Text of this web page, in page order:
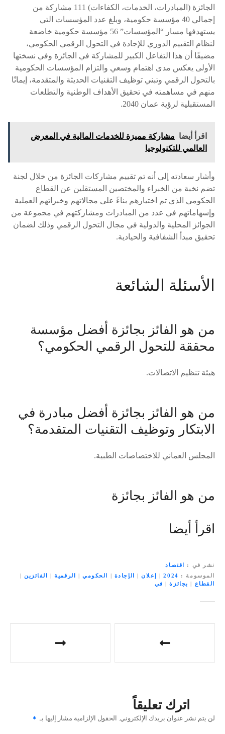
الجائزة (المبادرات، الخدمات، الكفاءات) 111 مشاركة من
إجمالي 40 مؤسسة حكومية، وبلغ عدد المؤسسات التي
يستهدفها مسار “المؤسسات” 56 مؤسسة حكومية خاضعة
لنظام التقييم الدوري للإجادة في التحول الرقمي الحكومي،
مضيفًا أن هذا التفاعل الكبير للمشاركة في الجائزة وفي نسختها
الأولى يعكس مدى اهتمام وسعي والتزام المؤسسات الحكومية
بالتحول الرقمي وتبني توظيف التقنيات الحديثة والمتقدمة، إيمانًا
منهم في مساهمته في تحقيق الأهداف الوطنية والتطلعات
المستقبلية لرؤية عمان 2040.
اقرأ أيضا مشاركة مميزة للخدمات المالية في المعرض
العالمي للتكنولوجيا
وأشار سعادته إلى أنه تم تقييم مشاركات الجائزة من خلال لجنة
تضم نخبة من الخبراء والمختصين المستقلين عن القطاع
الحكومي الذي تم اختيارهم بناءً على مجالاتهم وخبراتهم العملية
وإسهاماتهم في عدد من المبادرات ومشاركتهم في مجموعة من
الجوائز المحلية والدولية في مجال التحول الرقمي وذلك لضمان
تحقيق مبدأ الشفافية والحيادية.
الأسئلة الشائعة
من هو الفائز بجائزة أفضل مؤسسة
محققة للتحول الرقمي الحكومي؟
هيئة تنظيم الاتصالات.
من هو الفائز بجائزة أفضل مبادرة في
الابتكار وتوظيف التقنيات المتقدمة؟
المجلس العماني للاختصاصات الطبية.
من هو الفائز بجائزة
اقرأ أيضا
نشر في
اقتصاد
الموسومة
2024
| إعلان| الإجادة | الحكومي| الرقمية| الفائزين |
القطاع
| بجائزة| في
ا
اترك تعليقاً
لن يتم نشر عنوان بريدك الإلكتروني. الحقول الإلزامية مشار إليها بـ